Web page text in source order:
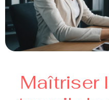
Maîtriser